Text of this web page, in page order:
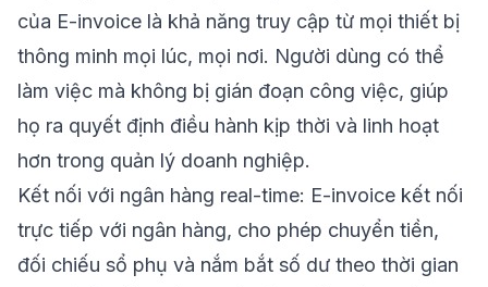
của E-invoice là khả năng truy cập từ mọi thiết bị
thông minh mọi lúc, mọi nơi. Người dùng có thể
làm việc mà không bị gián đoạn công việc, giúp
họ ra quyết định điều hành kịp thời và linh hoạt
hơn trong quản lý doanh nghiệp.
Kết nối với ngân hàng real-time: E-invoice kết nối
trực tiếp với ngân hàng, cho phép chuyển tiền,
đối chiếu sổ phụ và nắm bắt số dư theo thời gian